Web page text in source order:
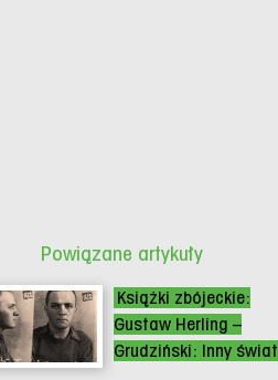
Powiązane artykuły
Książki zbójeckie:
Gustaw Herling –
Grudziński: Inny świat